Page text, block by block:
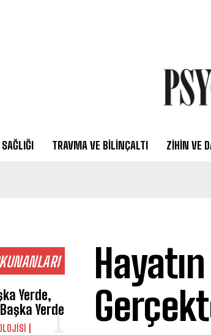
TRAVMA VE BILINÇALTI ZIHIN VE
Yerde,
Yerde